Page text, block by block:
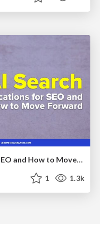
AI Search: Implications for SEO and How to Move Forward - #ShenzhenSEOConference
1 1.3k